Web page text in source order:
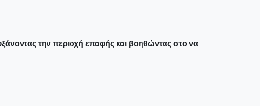
την περιοχή επαφής και βοηθώντας στο να